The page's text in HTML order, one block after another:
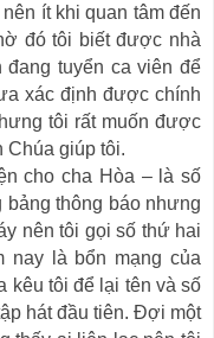
ít khi quan tâm đến
đó tôi biết được nhà
tuyển ca viên để
xác định được chính
tôi rất muốn được
Chúa giúp tôi.
cho cha Hòa – là số
bảng thông báo nhưng
nên tôi gọi số thứ hai
nay là bổn mạng của
kêu tôi để lại tên và số
hát đầu tiên. Đợi một